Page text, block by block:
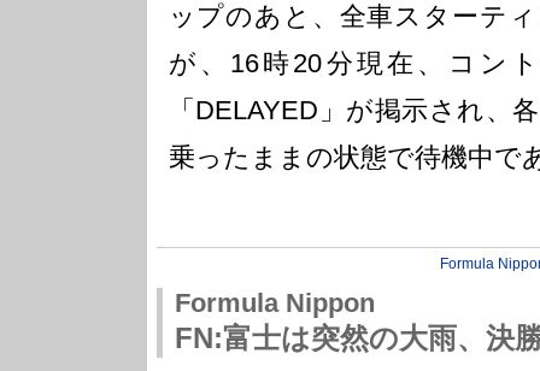
ップのあと、全車スターテ
が、16時20分現在、コン
「DELAYED」が掲示され、
乗ったままの状態で待機中で
Formula
Formula Nippon
FN:富士は突然の大雨、決